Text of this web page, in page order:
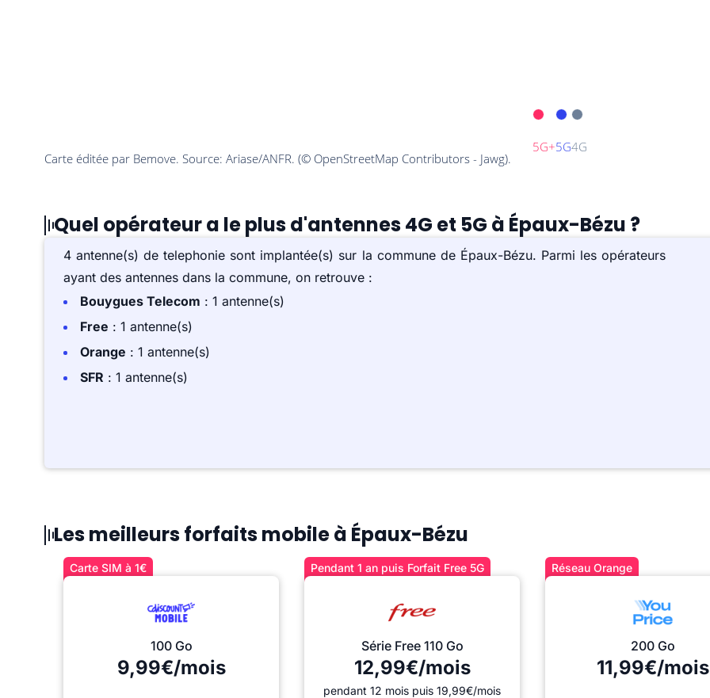
Quel opérateur a le plus d'antennes 4G et 5G à Épaux-Bézu ?
4 antenne(s) de telephonie sont implantée(s) sur la commune de Épaux-Bézu. Parmi les opérateurs
ayant des antennes dans la commune, on retrouve :
Bouygues Telecom : 1 antenne(s)
Free : 1 antenne(s)
Orange : 1 antenne(s)
SFR : 1 antenne(s)
Les meilleurs forfaits mobile à Épaux-Bézu
Carte SIM à 1€
100 Go
9,99€/mois
Pendant 1 an puis Forfait Free 5G
Série Free 110 Go
12,99€/mois
pendant 12 mois puis 19,99€/mois
Réseau Orange
200 Go
11,99€/mois